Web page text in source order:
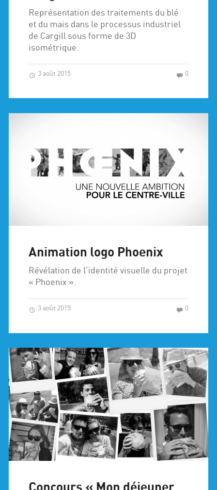
Représentation des traitements du blé
et du mais dans le processus industriel
de Cargill sous forme de 3D
isométrique.
3 août 2015 0
Animation logo Phoenix
Révélation de l’identité visuelle du projet
« Phoenix ».
3 août 2015 0